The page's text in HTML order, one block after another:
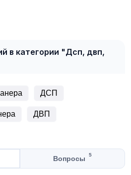
в категории "Дсп, двп,
ДСП
ДВП
Вопросы 5